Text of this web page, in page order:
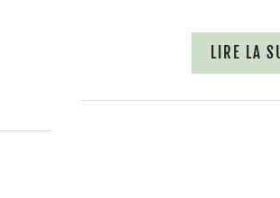
LIRE LA